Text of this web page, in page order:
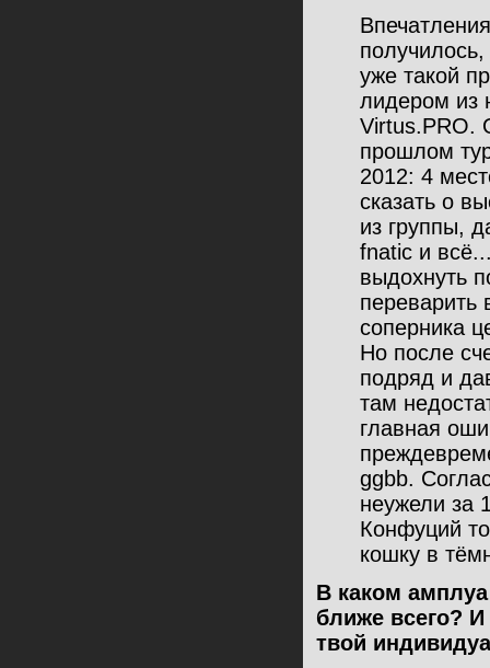
уже такой
лидером из
Virtus.PRO.
прошлом
2012: 4
сказать о
из группы,
fnatic и
выдохнуть
переварить
соперника
Но после
подряд и
там
главная
ggbb.
неужели за
Конфуций
кошку в
В каком амплуа
ближе всего?
твой